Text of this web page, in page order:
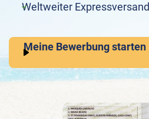
Weltweiter Expressversand
Meine Bewerbung starten